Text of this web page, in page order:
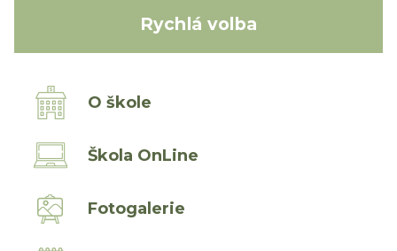
Rychlá volba
O škole
Škola OnLine
Fotogalerie